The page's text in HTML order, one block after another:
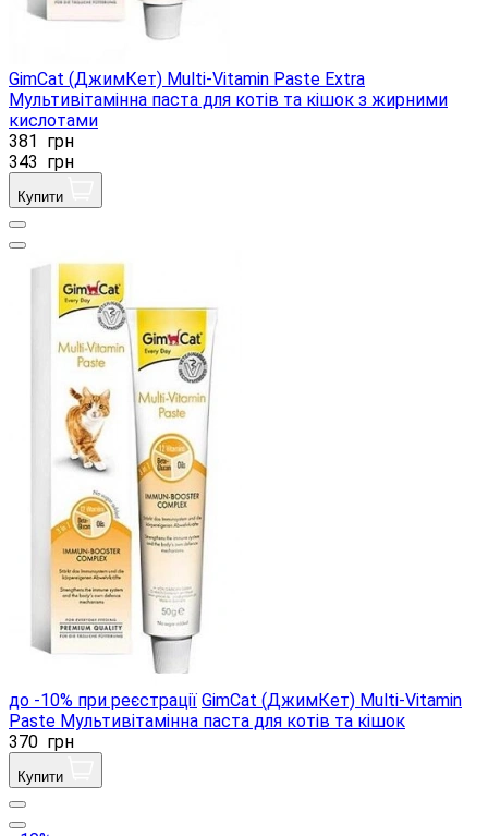
GimCat (ДжимКет) Multi-Vitamin Paste Extra
Мультивітамінна паста для котів та кішок з жирними
кислотами
381 грн
343 грн
Купити
до -10% при реєстрації GimCat (ДжимКет) Multi-Vitamin
Paste Мультивітамінна паста для котів та кішок
370 грн
Купити